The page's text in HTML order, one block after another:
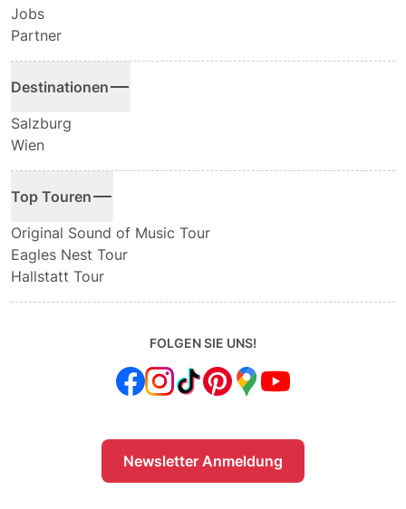
Jobs
Partner
Destinationen
Salzburg
Wien
Top Touren
Original Sound of Music Tour
Eagles Nest Tour
Hallstatt Tour
FOLGEN SIE UNS!
Newsletter Anmeldung